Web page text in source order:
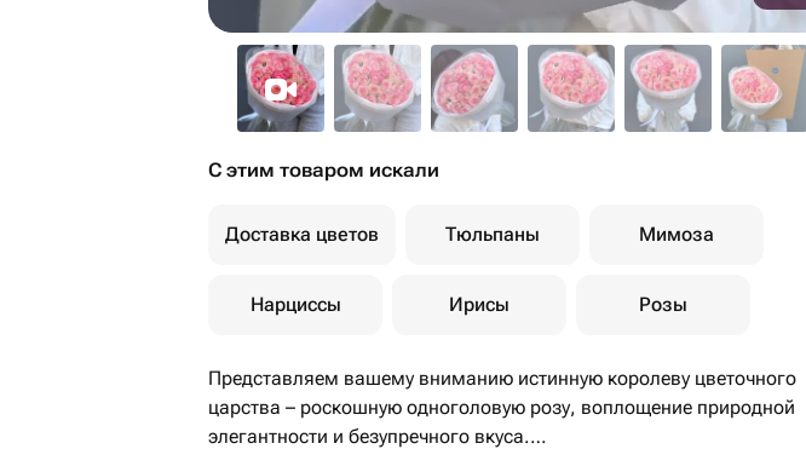
С этим товаром искали
Доставка цветов Тюльпаны Мимоза
Нарциссы Ирисы Розы
Представляем вашему вниманию истинную королеву цветочного
царства – роскошную одноголовую розу, воплощение природной
элегантности и безупречного вкуса.